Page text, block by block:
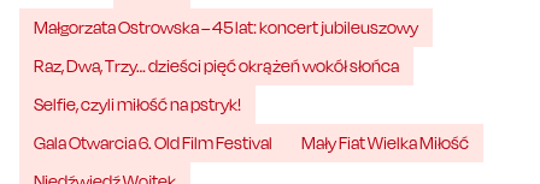
Małgorzata Ostrowska – 45 lat: koncert jubileuszowy
Raz, Dwa, Trzy… dzieści pięć okrążeń wokół słońca
Selfie, czyli miłość na pstryk!
Gala Otwarcia 6. Old Film Festival
Mały Fiat Wielka Miłość